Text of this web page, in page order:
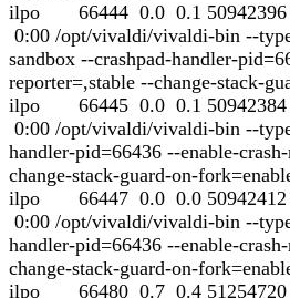
ilpo 66444 0.0 0.1
0:00 /opt/vivaldi/vivaldi-bin --
sandbox --crashpad-handler-
reporter=,stable --change-stack-
ilpo 66445 0.0 0.1
0:00 /opt/vivaldi/vivaldi-bin --
handler-pid=66436 --enable-
change-stack-guard-on-
ilpo 66447 0.0 0.0
0:00 /opt/vivaldi/vivaldi-bin --
handler-pid=66436 --enable-
change-stack-guard-on-
ilpo 66480 0.7 0.4